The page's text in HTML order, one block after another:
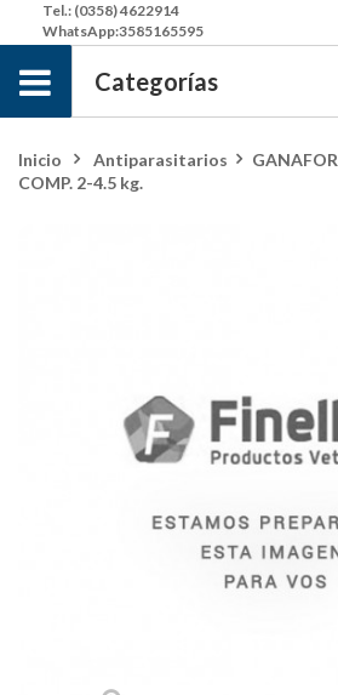
Tel.: (0358) 4622914
WhatsApp:3585165595
Categorías
Línea ambiental
Peluquería y Cosmética
Insumos médicos
Collares Isabelinos
Navegación
de
palanca
Inicio > Antiparasitarios >
COMP. 2-4.5 kg.